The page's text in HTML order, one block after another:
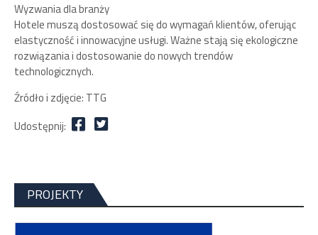
Wyzwania dla branży
Hotele muszą dostosować się do wymagań klientów, oferując
elastyczność i innowacyjne usługi. Ważne stają się ekologiczne
rozwiązania i dostosowanie do nowych trendów
technologicznych​​​​.
Źródło i zdjęcie: TTG
Udostępnij:
PROJEKTY